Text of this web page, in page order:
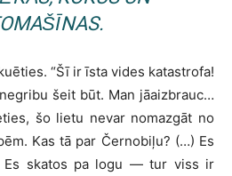
“Šī ir īsta vides katastrofa!
šeit būt. Man jāaizbrauc…
šo lietu nevar nomazgāt no
Kas tā par Černobiļu? (…) Es
Es skatos pa logu — tur viss ir